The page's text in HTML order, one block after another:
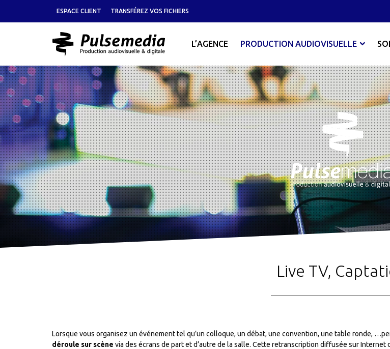
ESPACE CLIENT TRANSFÉREZ VOS FICHIERS
L’AGENCE PRODUCTION AUDIOVISUELLE
Live TV,
Lorsque vous organisez un événement tel qu’un colloque, un débat, une convention, une table ronde,
déroule sur scène via des écrans de part et d’autre de la salle. Cette retranscription diffusée sur Internet